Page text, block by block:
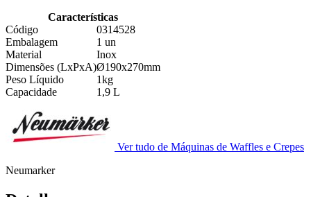
Características
Código
0314528
Embalagem
1 un
Material
Inox
Dimensões (LxPxA)Ø190x270mm
Peso Líquido
1kg
Capacidade
1,9 L
Ver tudo de Máquinas de Waffles e Crepes
Neumarker